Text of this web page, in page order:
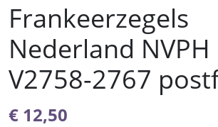
Frankeerzegels
Nederland NVPH
V2758-2767
€ 12,50